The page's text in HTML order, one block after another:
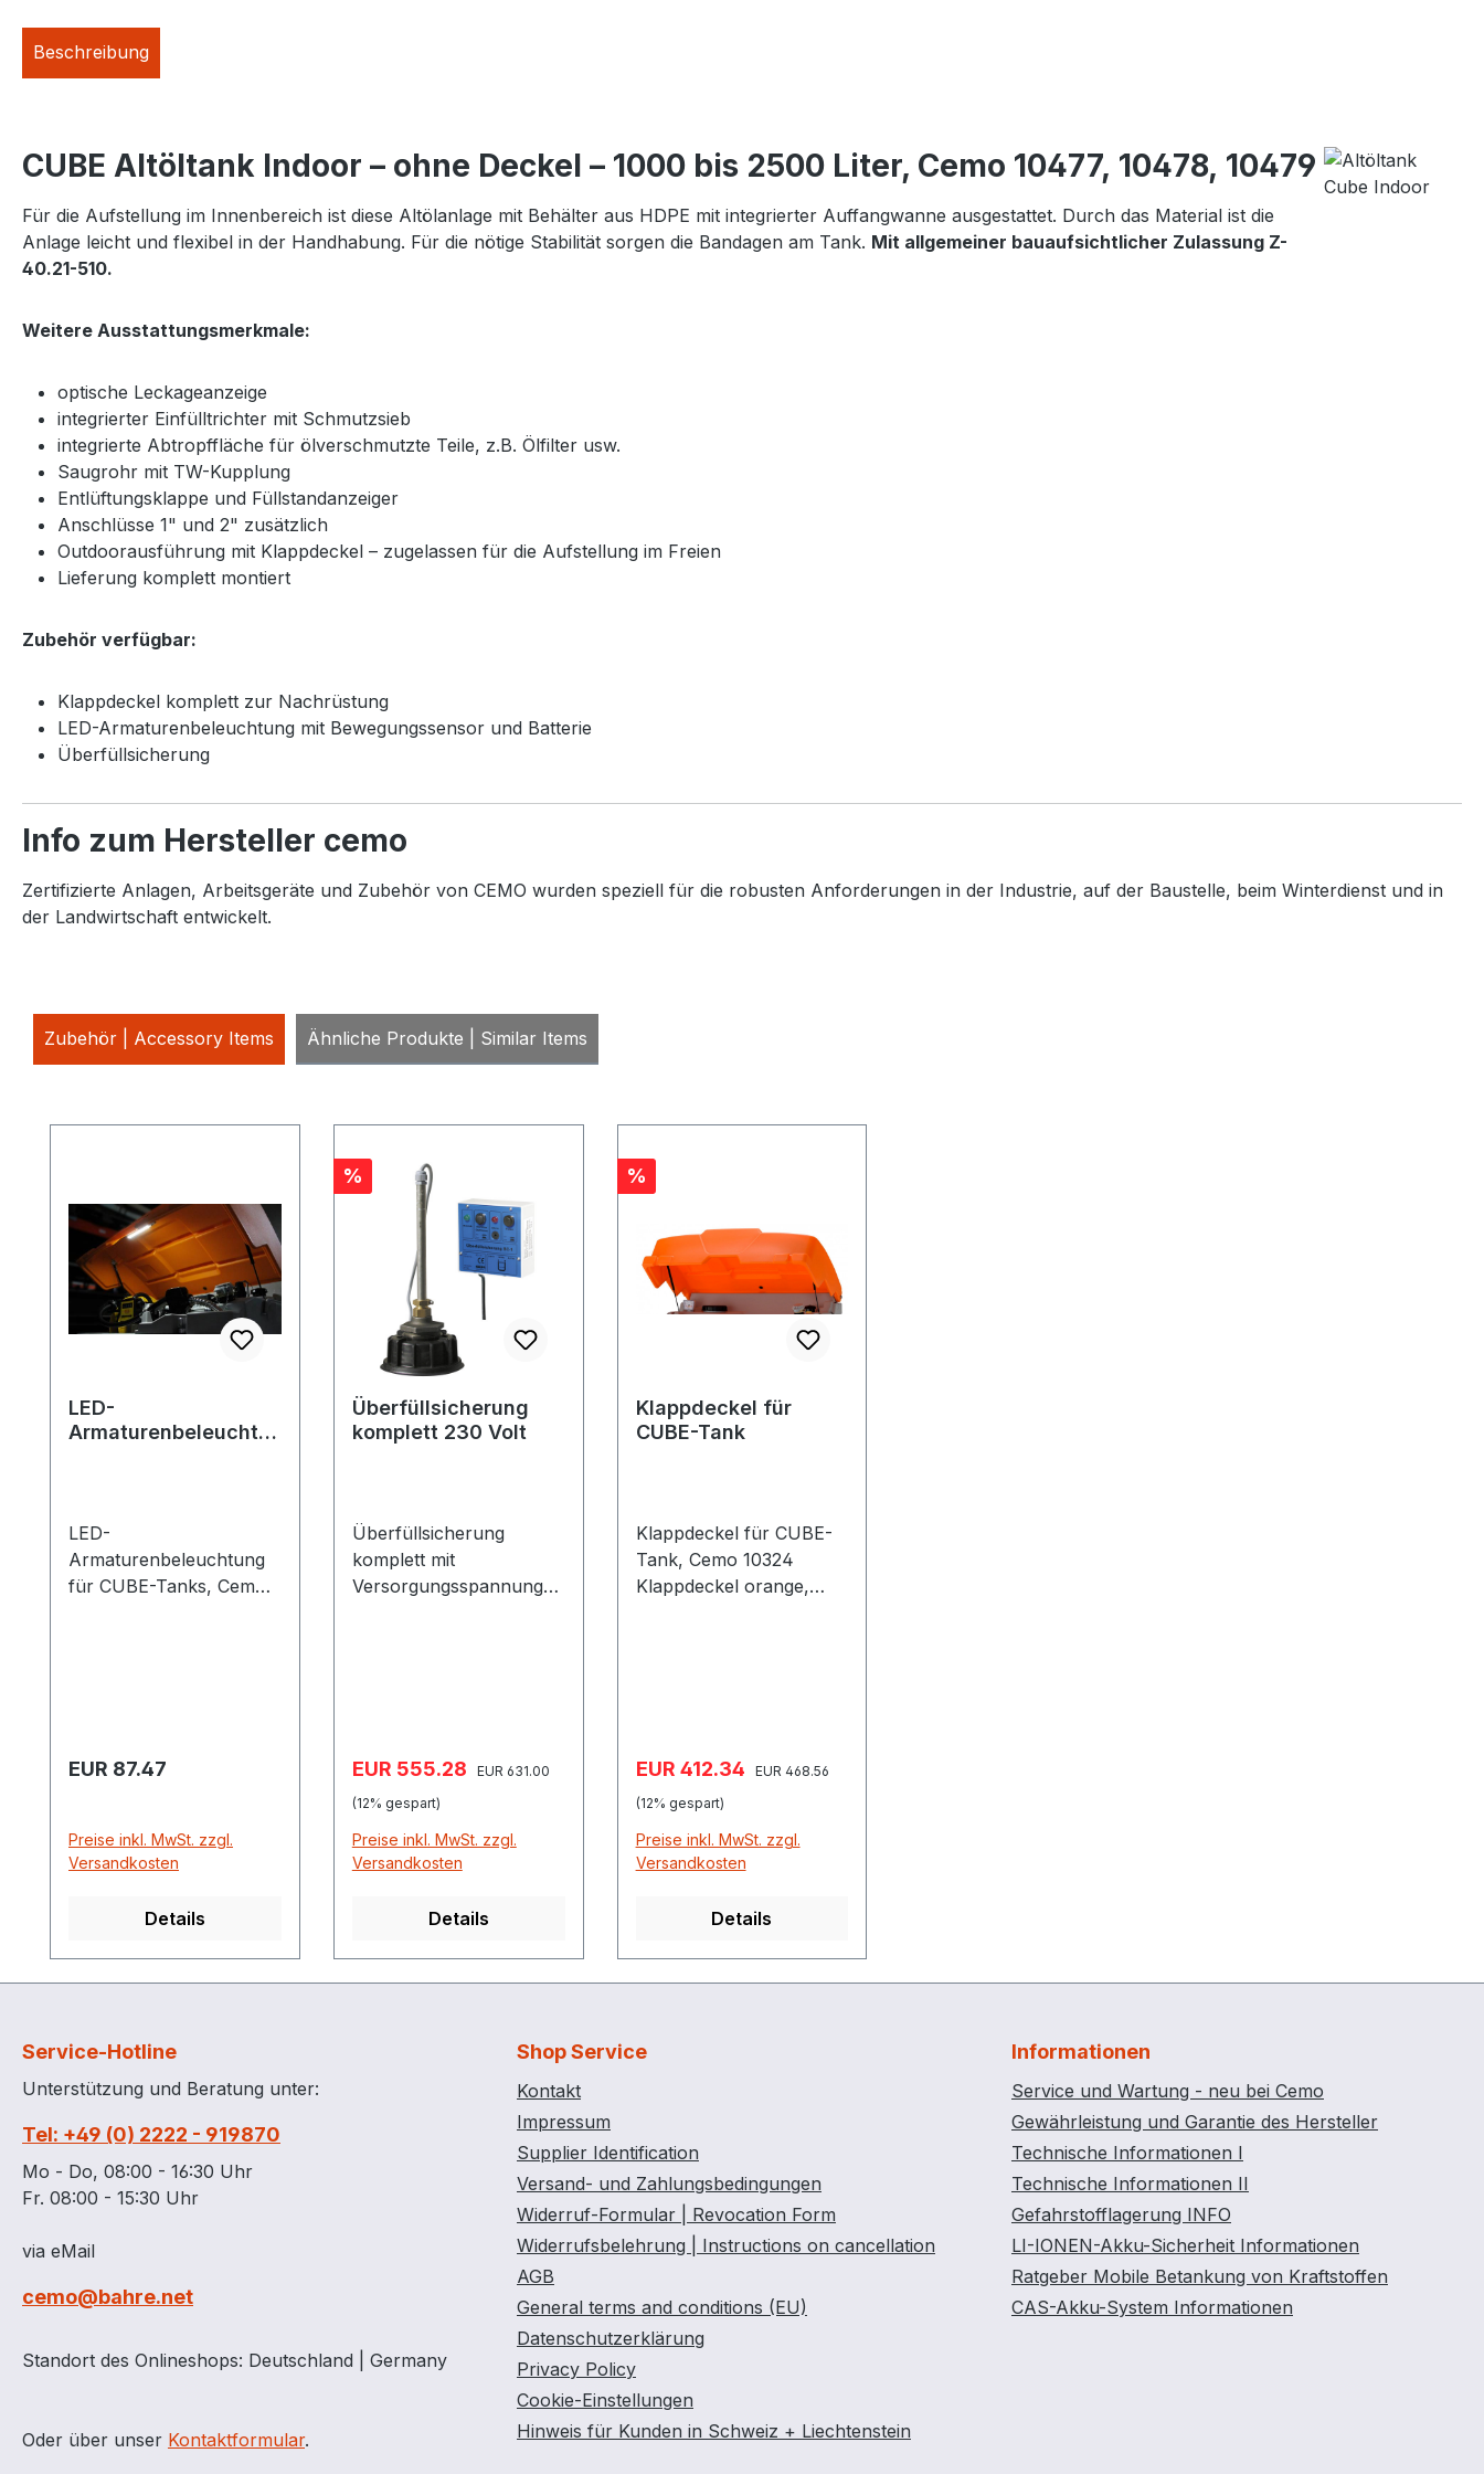
Beschreibung
CUBE Altöltank Indoor – ohne Deckel – 1000 bis 2500 Liter, Cemo 10477, 10478, 10479
Für die Aufstellung im Innenbereich ist diese Altölanlage mit Behälter aus HDPE mit integrierter Auffangwanne ausgestattet. Durch das Material ist die
Anlage leicht und flexibel in der Handhabung. Für die nötige Stabilität sorgen die Bandagen am Tank. Mit allgemeiner bauaufsichtlicher Zulassung Z-
40.21-510.
Weitere Ausstattungsmerkmale:
optische Leckageanzeige
integrierter Einfülltrichter mit Schmutzsieb
integrierte Abtropffläche für ölverschmutzte Teile, z.B. Ölfilter usw.
Saugrohr mit TW-Kupplung
Entlüftungsklappe und Füllstandanzeiger
Anschlüsse 1" und 2" zusätzlich
Outdoorausführung mit Klappdeckel – zugelassen für die Aufstellung im Freien
Lieferung komplett montiert
Zubehör verfügbar:
Klappdeckel komplett zur Nachrüstung
LED-Armaturenbeleuchtung mit Bewegungssensor und Batterie
Überfüllsicherung
Info zum Hersteller cemo
Zertifizierte Anlagen, Arbeitsgeräte und Zubehör von CEMO wurden speziell für die robusten Anforderungen in der Industrie, auf der Baustelle, beim Winterdienst und in
der Landwirtschaft entwickelt.
Zubehör | Accessory Items Ähnliche Produkte | Similar Items
LED-
Armaturenbeleuchtu
LED-
Armaturenbeleuchtung
für CUBE-Tanks, Cemo
Klappdeckel der
Regulärer Preis:
EUR 87.47
Preise inkl. MwSt. zzgl.
Versandkosten
Details
Rabatt
%
Überfüllsicherung
komplett 230 Volt
Überfüllsicherung
komplett mit
Versorgungsspannung
(Warneinrichtung) mit
Signalleuchte und
Altöltank nur notwendig
bei Befüllung mit festem
Verkaufspreis:
EUR 555.28 Regulärer Preis:
EUR 631.00
(12% gespart)
Preise inkl. MwSt. zzgl.
Versandkosten
Details
Rabatt
%
Klappdeckel für
CUBE-Tank
Klappdeckel für CUBE-
Tank, Cemo 10324
Klappdeckel orange,
Tankanlagen 1000, 1500
und 2500 Liter
Verkaufspreis:
EUR 412.34 Regulärer Preis:
EUR 468.56
(12% gespart)
Preise inkl. MwSt. zzgl.
Versandkosten
Details
Service-Hotline
Unterstützung und Beratung unter:
Tel: +49 (0) 2222 - 919870
Mo - Do, 08:00 - 16:30 Uhr
Fr. 08:00 - 15:30 Uhr
via eMail
cemo@bahre.net
Standort des Onlineshops: Deutschland | Germany
Oder über unser Kontaktformular.
Shop Service
Kontakt
Impressum
Supplier Identification
Versand- und Zahlungsbedingungen
Widerruf-Formular | Revocation Form
Widerrufsbelehrung | Instructions on cancellation
AGB
General terms and conditions (EU)
Datenschutzerklärung
Privacy Policy
Cookie-Einstellungen
Hinweis für Kunden in Schweiz + Liechtenstein
Informationen
Service und Wartung - neu bei Cemo
Gewährleistung und Garantie des Hersteller
Technische Informationen I
Technische Informationen II
Gefahrstofflagerung INFO
LI-IONEN-Akku-Sicherheit Informationen
Ratgeber Mobile Betankung von Kraftstoffen
CAS-Akku-System Informationen